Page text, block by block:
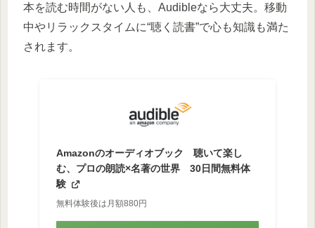
本を読む時間がない人も、Audibleなら大丈夫。移動
中やリラックスタイムに“聴く読書”で心も知識も満た
されます。
Amazonのオーディオブック 聴いて楽し
む、プロの朗読×名著の世界 30日間無料体
験
無料体験後は月額880円